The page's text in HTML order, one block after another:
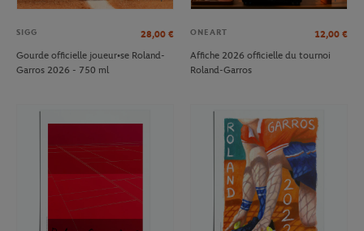
SIGG 28,00 €
Gourde officielle joueur•se Roland-
Garros 2026 - 750 ml
ONEART 12,00 €
Affiche 2026 officielle du tournoi
Roland-Garros